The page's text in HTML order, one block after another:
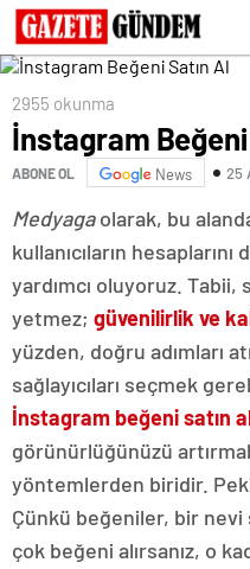
2955 okunma
İnstagram Beğeni
ABONE OL News 25
Medyagaolarak, bu
kullanıcıların
yardımcı oluyoruz. Tabii,
yetmez; güvenilirlik ve
yüzden, doğru adımları
sağlayıcıları seçmek
İnstagram beğeni satın
görünürlüğünüzü
yöntemlerden biridir.
Çünkü beğeniler, bir nevi
çok beğeni alırsanız, o